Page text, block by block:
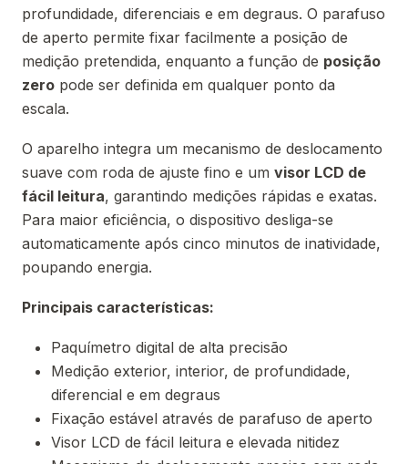
profundidade, diferenciais e em degraus. O parafuso
de aperto permite fixar facilmente a posição de
medição pretendida, enquanto a função de posição
zero pode ser definida em qualquer ponto da
escala.
O aparelho integra um mecanismo de deslocamento
suave com roda de ajuste fino e um visor LCD de
fácil leitura, garantindo medições rápidas e exatas.
Para maior eficiência, o dispositivo desliga-se
automaticamente após cinco minutos de inatividade,
poupando energia.
Principais características:
Paquímetro digital de alta precisão
Medição exterior, interior, de profundidade,
diferencial e em degraus
Fixação estável através de parafuso de aperto
Visor LCD de fácil leitura e elevada nitidez